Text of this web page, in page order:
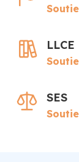
LLCE
SES